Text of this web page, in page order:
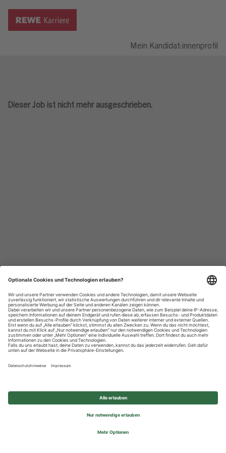
Mein Kandidat:innenprofil
Dieser Job ist nicht mehr ausgeschrieben.
Datenschutzhinweise
Impressum
Privatsphäre-Einstellungen
© 2026 REWE Group - All rights reserved